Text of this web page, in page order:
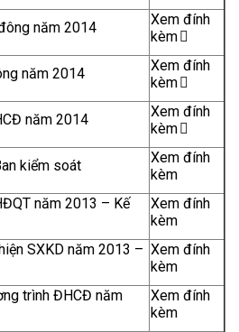
năm 2014
Xem đính
kèm
năm 2014
Xem đính
kèm
năm 2014
Xem đính
kèm
kiểm soát
Xem đính
kèm
năm 2013 – Kế
Xem đính
kèm
SXKD năm 2013 – Xem đính
kèm
trình ĐHCĐ năm
Xem đính
kèm